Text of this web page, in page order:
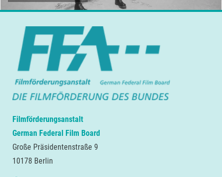
Filmförderungsanstalt
German Federal Film Board
Große Präsidentenstraße 9
10178 Berlin